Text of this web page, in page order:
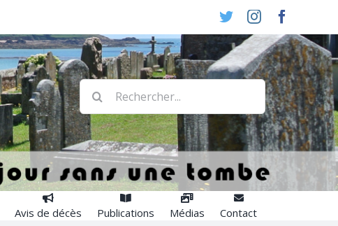
TwitterInstagram
Rechercher:
Avis de décès Publications Médias Contact